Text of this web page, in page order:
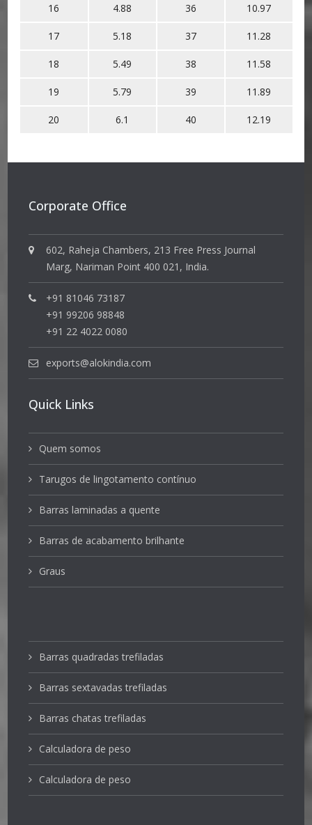
16 4.88 36 10.97
17 5.18 37 11.28
18 5.49 38 11.58
19 5.79 39 11.89
20 6.1 40 12.19
Corporate Office
602, Raheja Chambers, 213 Free Press Journal
Marg, Nariman Point 400 021, India.
+91 81046 73187
+91 99206 98848
+91 22 4022 0080
exports@alokindia.com
Quick Links
Quem somos
Tarugos de lingotamento contínuo
Barras laminadas a quente
Barras de acabamento brilhante
Graus
Barras quadradas trefiladas
Barras sextavadas trefiladas
Barras chatas trefiladas
Calculadora de peso
Calculadora de peso